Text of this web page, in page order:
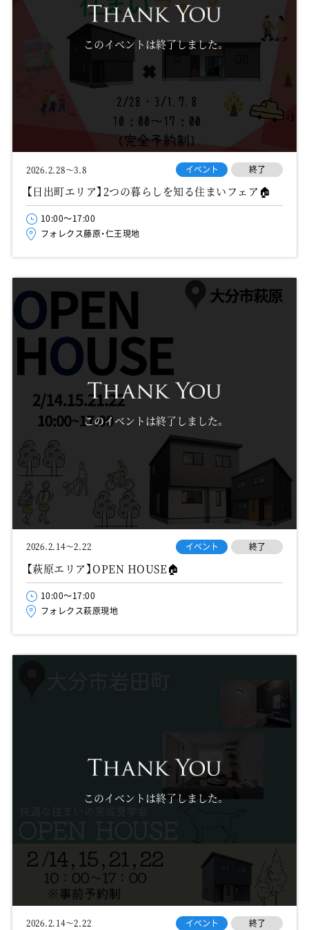
このイベントは終了しました。
2026.2.28～3.8 イベント 終了
【日出町エリア】2つの暮らしを知る住まいフェア🏠
10:00～17:00
フォレクス藤原・仁王現地
このイベントは終了しました。
2026.2.14～2.22 イベント 終了
【萩原エリア】OPEN HOUSE🏠
10:00～17:00
フォレクス萩原現地
このイベントは終了しました。
2026.2.14～2.22 イベント 終了